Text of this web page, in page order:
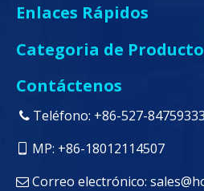
Enlaces Rápidos
Categoria de Producto
Contáctenos
 Teléfono: +86-527-84759333
 MP: +86-18012114507
 Correo electrónico: